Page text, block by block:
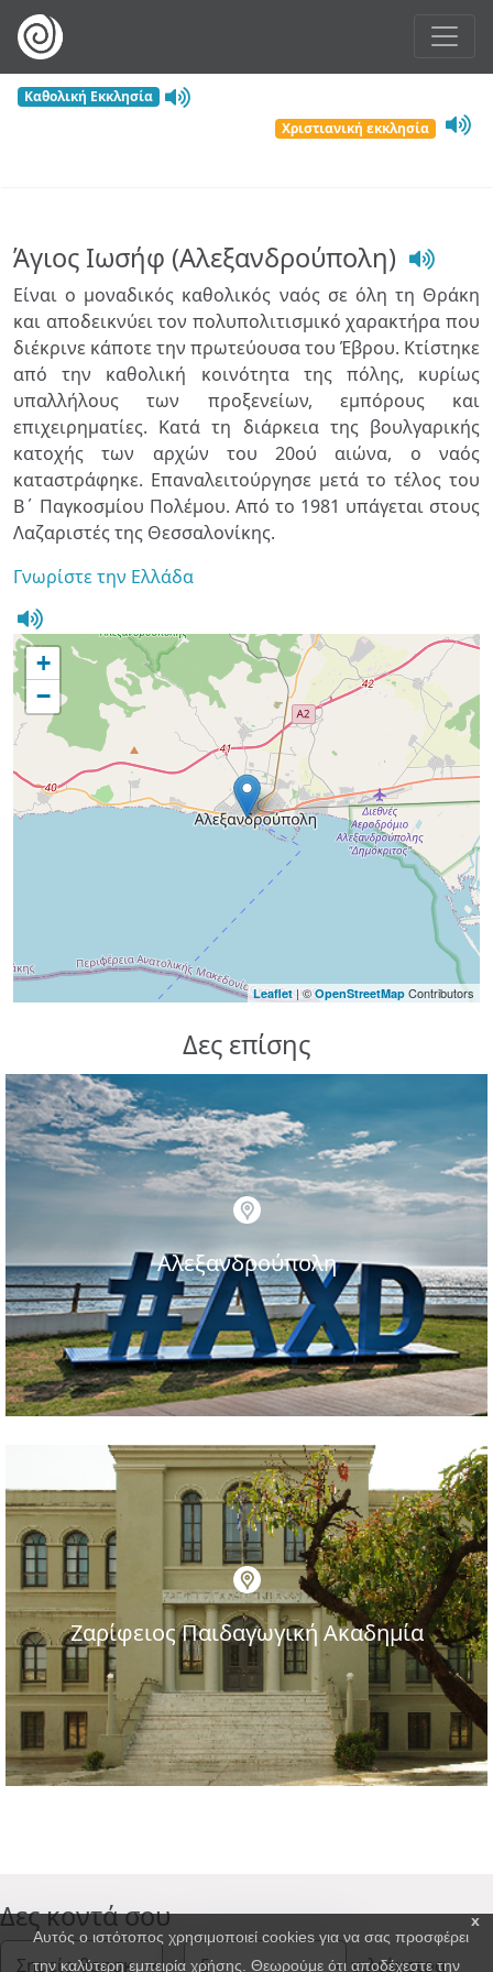
Καθολική Εκκλησία
Χριστιανική εκκλησία
Άγιος Ιωσήφ (Αλεξανδρούπολη)
Είναι ο μοναδικός καθολικός ναός σε όλη τη Θράκη
και αποδεικνύει τον πολυπολιτισμικό χαρακτήρα που
διέκρινε κάποτε την πρωτεύουσα του Έβρου. Κτίστηκε
από την καθολική κοινότητα της πόλης, κυρίως
υπαλλήλους των προξενείων, εμπόρους και
επιχειρηματίες. Κατά τη διάρκεια της βουλγαρικής
κατοχής των αρχών του 20ού αιώνα, ο ναός
καταστράφηκε. Επαναλειτούργησε μετά το τέλος του
Β΄ Παγκοσμίου Πολέμου. Από το 1981 υπάγεται στους
Λαζαριστές της Θεσσαλονίκης.
Γνωρίστε την Ελλάδα
+
−
Leaflet| ©OpenStreetMap Contributors
Δες επίσης
Αλεξανδρούπολη
Ζαρίφειος Παιδαγωγική Ακαδημία
Δες κοντά σου
χιλιόμετρα
x
Αυτός ο ιστότοπος χρησιμοποιεί cookies για να σας προσφέρει
την καλύτερη εμπειρία χρήσης. Θεωρούμε ότι αποδέχεστε την